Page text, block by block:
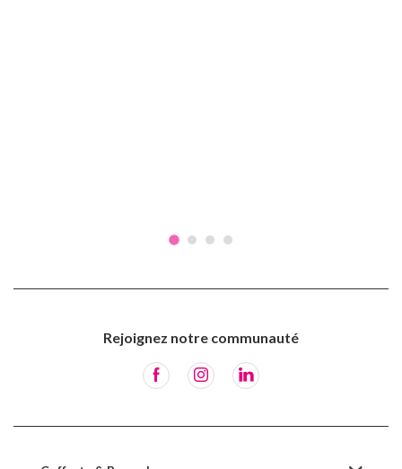
Rejoignez notre communauté